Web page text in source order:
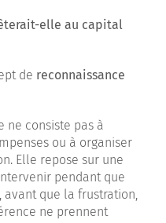
elle au capital
de reconnaissance
ne consiste pas à
ou à organiser
Elle repose sur une
pendant que
avant que la frustration,
ne prennent